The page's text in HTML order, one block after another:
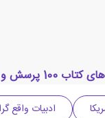
و پاسخ درباره صرع
ادبیات واقع